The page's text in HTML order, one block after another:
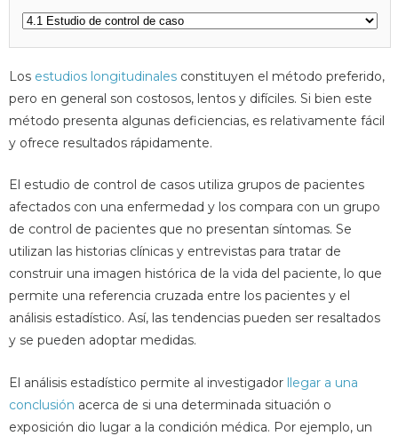
Los estudios longitudinales constituyen el método preferido,
pero en general son costosos, lentos y difíciles. Si bien este
método presenta algunas deficiencias, es relativamente fácil
y ofrece resultados rápidamente.
El estudio de control de casos utiliza grupos de pacientes
afectados con una enfermedad y los compara con un grupo
de control de pacientes que no presentan síntomas. Se
utilizan las historias clínicas y entrevistas para tratar de
construir una imagen histórica de la vida del paciente, lo que
permite una referencia cruzada entre los pacientes y el
análisis estadístico. Así, las tendencias pueden ser resaltados
y se pueden adoptar medidas.
El análisis estadístico permite al investigador llegar a una
conclusión acerca de si una determinada situación o
exposición dio lugar a la condición médica. Por ejemplo, un